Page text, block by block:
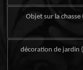
Objet sur la
décoration de jardin